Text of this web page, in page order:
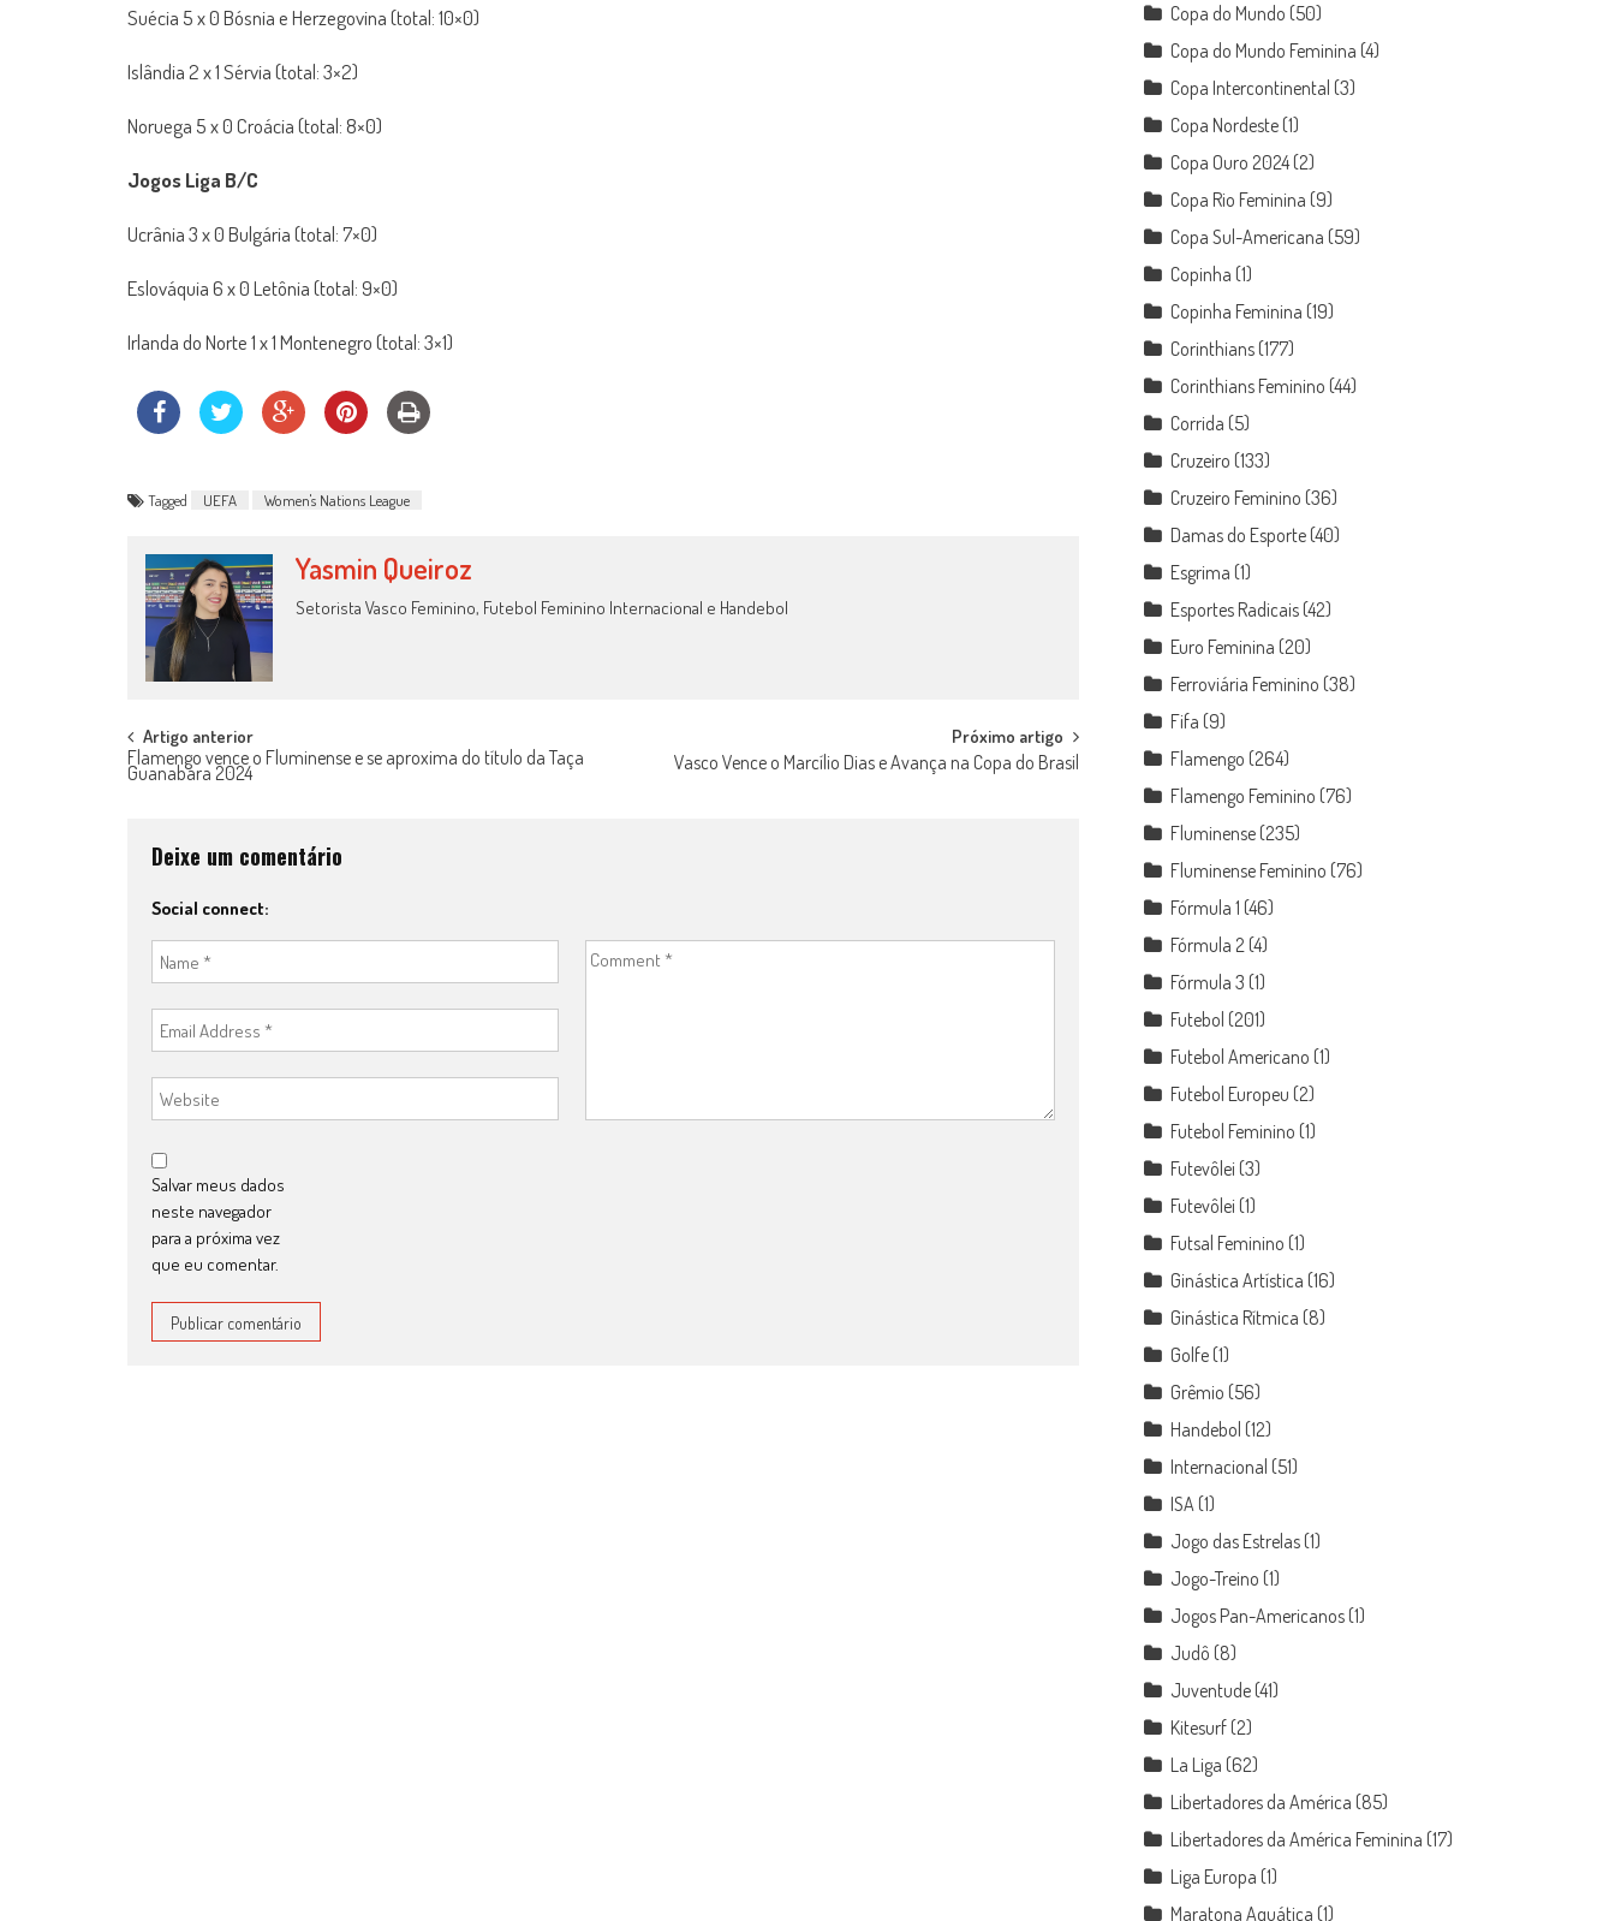
Suécia 5 x 0 Bósnia e Herzegovina (total: 10×0)
Islândia 2 x 1 Sérvia (total: 3×2)
Noruega 5 x 0 Croácia (total: 8×0)
Jogos Liga B/C
Ucrânia 3 x 0 Bulgária (total: 7×0)
Eslováquia 6 x 0 Letônia (total: 9×0)
Irlanda do Norte 1 x 1 Montenegro (total: 3×1)
Tagged UEFA Women's Nations League
Yasmin Queiroz
Setorista Vasco Feminino, Futebol Feminino Internacional e Handebol
Post
navigation
Artigo anterior
Flamengo vence o Fluminense e se aproxima do título da Taça
Guanabara 2024
Próximo artigo
Vasco Vence o Marcílio Dias e Avança na Copa do Brasil
Deixe um comentário
Social connect:
Salvar meus dados
neste navegador
para a próxima vez
que eu comentar.
Copa do Mundo (50)
Copa do Mundo Feminina (4)
Copa Intercontinental (3)
Copa Nordeste (1)
Copa Ouro 2024(2)
Copa Rio Feminina (9)
Copa Sul-Americana (59)
Copinha (1)
Copinha Feminina (19)
Corinthians (177)
Corinthians Feminino (44)
Corrida (5)
Cruzeiro (133)
Cruzeiro Feminino (36)
Damas do Esporte (40)
Esgrima (1)
Esportes Radicais (42)
Euro Feminina (20)
Ferroviária Feminino (38)
Fifa (9)
Flamengo (264)
Flamengo Feminino (76)
Fluminense (235)
Fluminense Feminino (76)
Fórmula 1 (46)
Fórmula 2 (4)
Fórmula 3 (1)
Futebol (201)
Futebol Americano (1)
Futebol Europeu (2)
Futebol Feminino (1)
Futevôlei (3)
Futevôlei (1)
Futsal Feminino (1)
Ginástica Artística (16)
Ginástica Rítmica (8)
Golfe (1)
Grêmio (56)
Handebol (12)
Internacional (51)
ISA (1)
Jogo das Estrelas (1)
Jogo-Treino (1)
Jogos Pan-Americanos (1)
Judô (8)
Juventude (41)
Kitesurf (2)
La Liga (62)
Libertadores da América (85)
Libertadores da América Feminina (17)
Liga Europa (1)
Maratona Aquática (1)